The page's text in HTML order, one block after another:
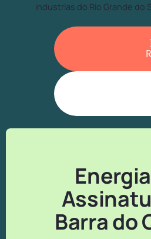
industrias do Rio Grande do
Barra do